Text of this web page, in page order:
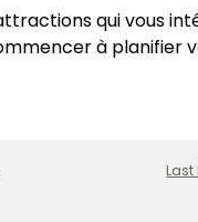
qui vous
à planifier